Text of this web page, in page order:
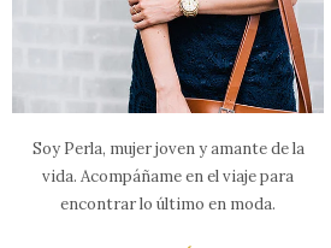
Soy Perla, mujer joven y amante de la
vida. Acompáñame en el viaje para
encontrar lo último en moda.